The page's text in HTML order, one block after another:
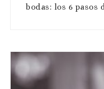
bodas: los 6 pasos